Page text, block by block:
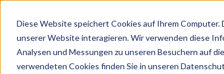
Diese Website speichert Cookies auf Ihrem
unserer Website interagieren. Wir verwenden diese
Analysen und Messungen zu unseren Besuchern auf
verwendeten Cookies finden Sie in unseren